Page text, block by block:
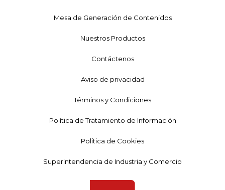
Mesa de Generación de Contenidos
Nuestros Productos
Contáctenos
Aviso de privacidad
Términos y Condiciones
Política de Tratamiento de Información
Política de Cookies
Superintendencia de Industria y Comercio